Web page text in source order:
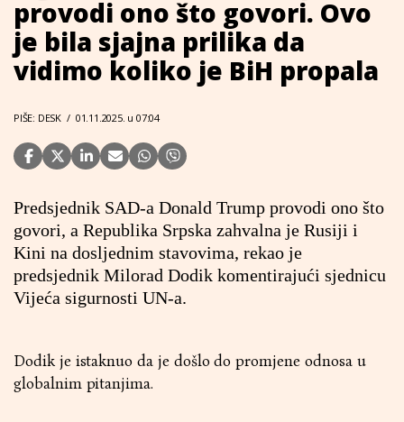
provodi ono što govori. Ovo
je bila sjajna prilika da
vidimo koliko je BiH propala
PIŠE: DESK / 01.11.2025. u 07:04
Predsjednik SAD-a Donald Trump provodi ono što
govori, a Republika Srpska zahvalna je Rusiji i
Kini na dosljednim stavovima, rekao je
predsjednik Milorad Dodik komentirajući sjednicu
Vijeća sigurnosti UN-a.
Dodik je istaknuo da je došlo do promjene odnosa u
globalnim pitanjima.